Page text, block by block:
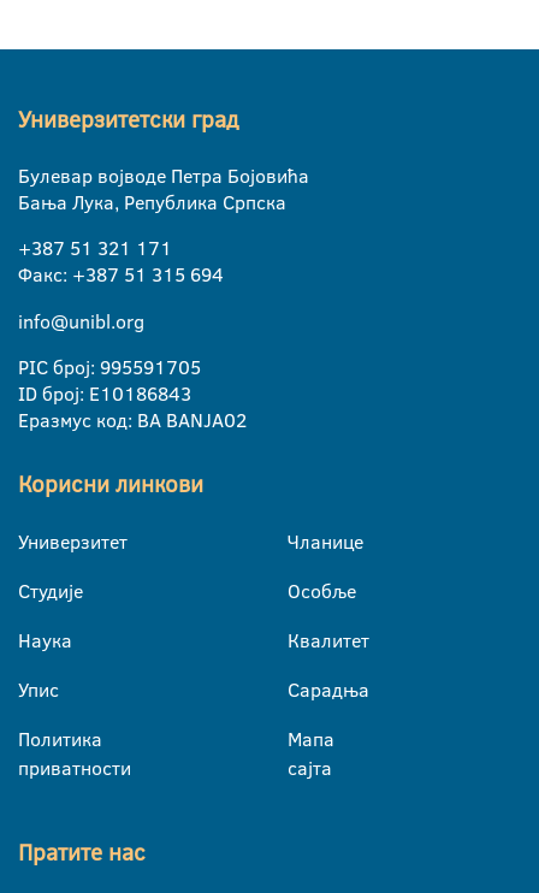
Универзитетски град
Булевар војводе Петра Бојовића
Бања Лука, Република Српска
+387 51 321 171
Факс: +387 51 315 694
info@unibl.org
PIC број: 995591705
ID број: E10186843
Еразмус код: BA BANJA02
Корисни линкови
Универзитет
Студије
Наука
Упис
Политика
приватности
Чланице
Особље
Квалитет
Сарадња
Мапа
сајта
Пратите нас